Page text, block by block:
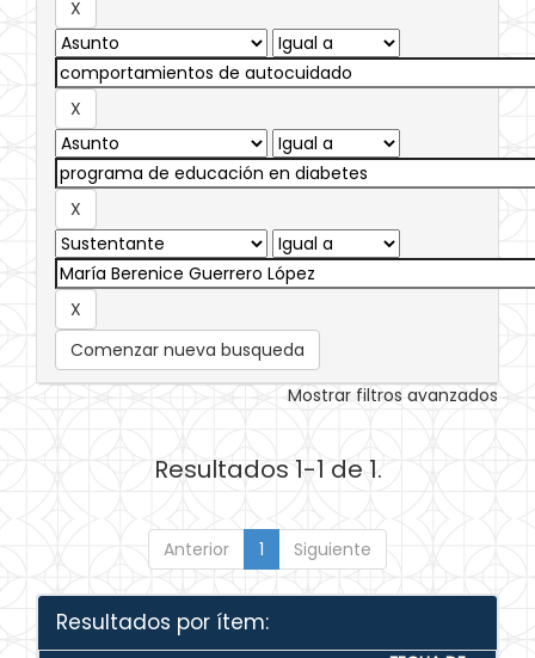
Comenzar nueva busqueda
Mostrar filtros avanzados
Resultados 1-1 de 1.
Anterior 1 Siguiente
Resultados por ítem: